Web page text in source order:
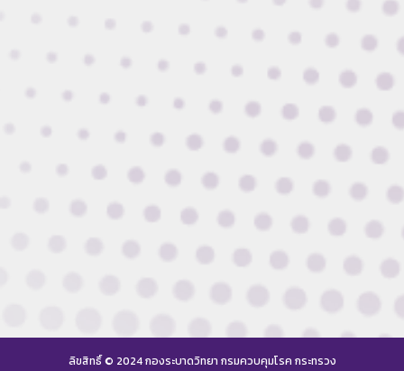
ลิขสิทธิ์ © 2024 กองระบาดวิทยา กรมควบคุมโรค กระทรวง